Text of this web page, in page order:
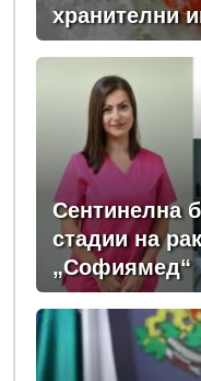
хранителни
Сентинелна
стадии на
„Софиямед“